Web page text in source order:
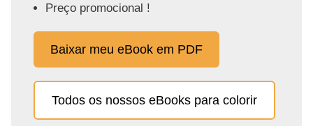
Preço promocional !
Baixar meu eBook em PDF
Todos os nossos eBooks para colorir